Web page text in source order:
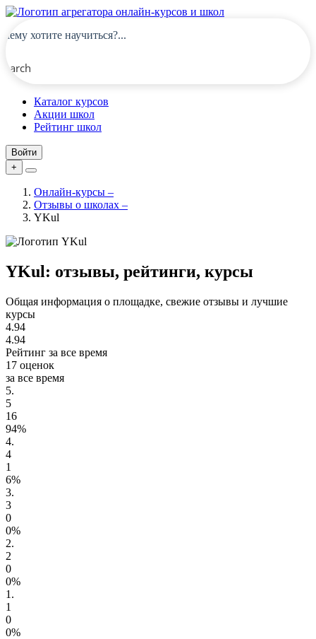
Каталог курсов
Акции школ
Рейтинг школ
Войти
+
Онлайн-курсы –
Отзывы о школах –
YKul
YKul: отзывы, рейтинги, курсы
Общая информация о площадке, свежие отзывы и лучшие
курсы
4.94
4.94
Рейтинг за все время
17 оценок
за все время
5.
5
16
94%
4.
4
1
6%
3.
3
0
0%
2.
2
0
0%
1.
1
0
0%